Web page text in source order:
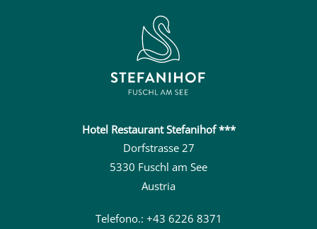
Hotel Restaurant Stefanihof ***
Dorfstrasse 27
5330 Fuschl am See
Austria
Telefono.: +43 6226 8371